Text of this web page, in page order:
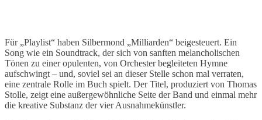
Für „Playlist“ haben Silbermond „Milliarden“ beigesteuert. Ein
Song wie ein Soundtrack, der sich von sanften melancholischen
Tönen zu einer opulenten, von Orchester begleiteten Hymne
aufschwingt – und, soviel sei an dieser Stelle schon mal verraten,
eine zentrale Rolle im Buch spielt. Der Titel, produziert von Thomas
Stolle, zeigt eine außergewöhnliche Seite der Band und einmal mehr
die kreative Substanz der vier Ausnahmekünstler.